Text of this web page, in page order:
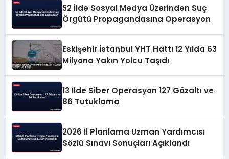
52 İlde Sosyal Medya Üzerinden Suç
Örgütü Propagandasına Operasyon
Eskişehir İstanbul YHT Hattı 12 Yılda 63
Milyona Yakın Yolcu Taşıdı
13 İlde Siber Operasyon 127 Gözaltı ve
86 Tutuklama
2026 İl Planlama Uzman Yardımcısı
Sözlü Sınavı Sonuçları Açıklandı